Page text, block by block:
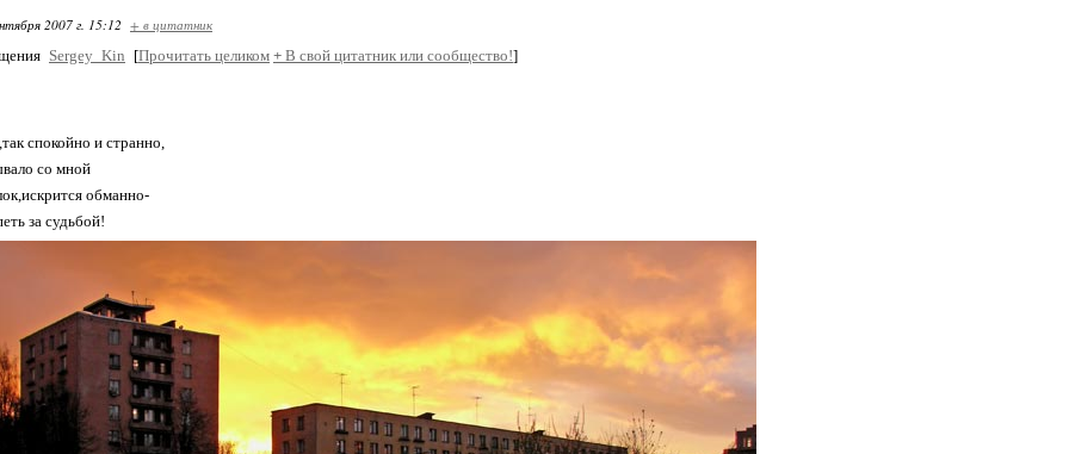
2007 г. 15:12 + в цитатник
Sergey_Kin [Прочитать целиком + В свой цитатник или сообщество!]
спокойно и странно,
со мной
обманно-
за судьбой!